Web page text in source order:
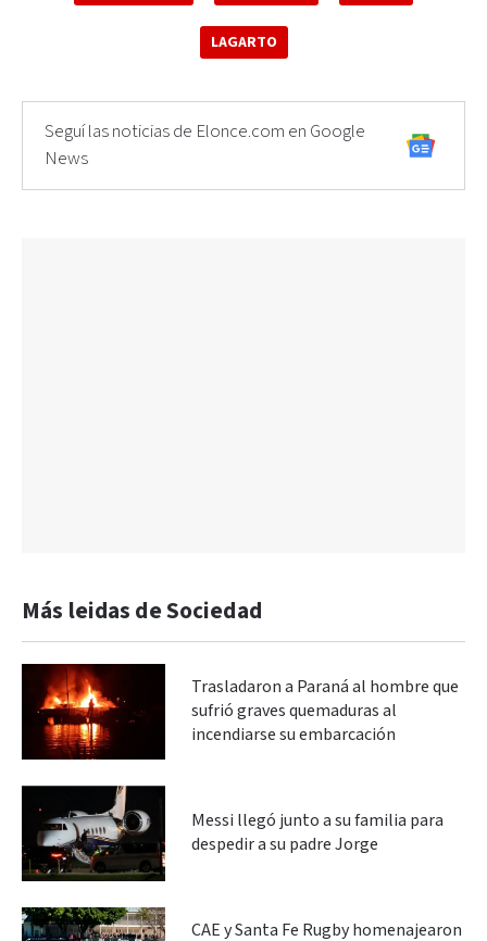
LAGARTO
Seguí las noticias de Elonce.com en Google
News
Más leidas de Sociedad
Trasladaron a Paraná al hombre que
sufrió graves quemaduras al
incendiarse su embarcación
Messi llegó junto a su familia para
despedir a su padre Jorge
CAE y Santa Fe Rugby homenajearon